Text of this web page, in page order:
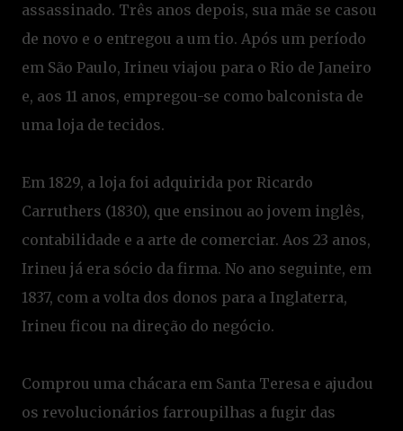
assassinado. Três anos depois, sua mãe se casou
de novo e o entregou a um tio. Após um período
em São Paulo, Irineu viajou para o Rio de Janeiro
e, aos 11 anos, empregou-se como balconista de
uma loja de tecidos.
Em 1829, a loja foi adquirida por Ricardo
Carruthers (1830), que ensinou ao jovem inglês,
contabilidade e a arte de comerciar. Aos 23 anos,
Irineu já era sócio da firma. No ano seguinte, em
1837, com a volta dos donos para a Inglaterra,
Irineu ficou na direção do negócio.
Comprou uma chácara em Santa Teresa e ajudou
os revolucionários farroupilhas a fugir das